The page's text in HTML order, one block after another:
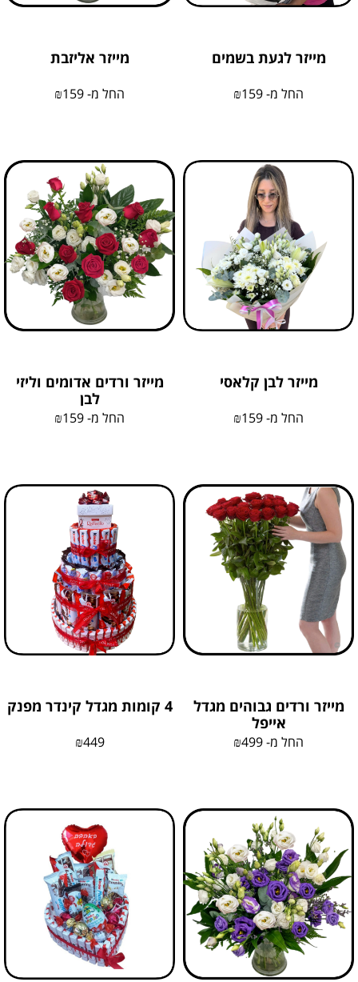
מייזר לגעת בשמים
החל מ- ₪159
מייזר אליזבת
החל מ- ₪159
מייזר לבן קלאסי
החל מ- ₪159
מייזר ורדים אדומים וליזי
לבן
החל מ- ₪159
מייזר ורדים גבוהים מגדל
אייפל
החל מ- ₪499
4 קומות מגדל קינדר מפנק
₪449